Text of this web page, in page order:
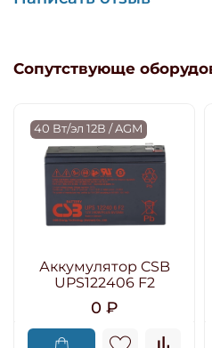
Сопутствующе
40 Вт/эл 12В / AGM
Аккумулятор CSB
UPS122406 F2
0 ₽